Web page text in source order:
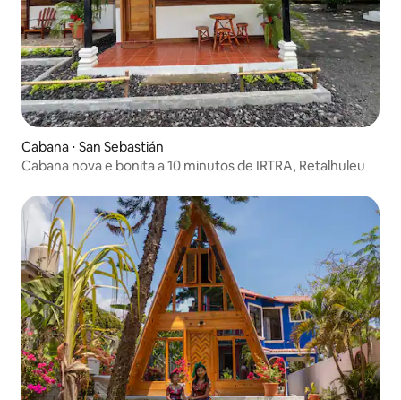
Cabana ⋅ San Sebastián
Cabana nova e bonita a 10 minutos de IRTRA, Retalhuleu